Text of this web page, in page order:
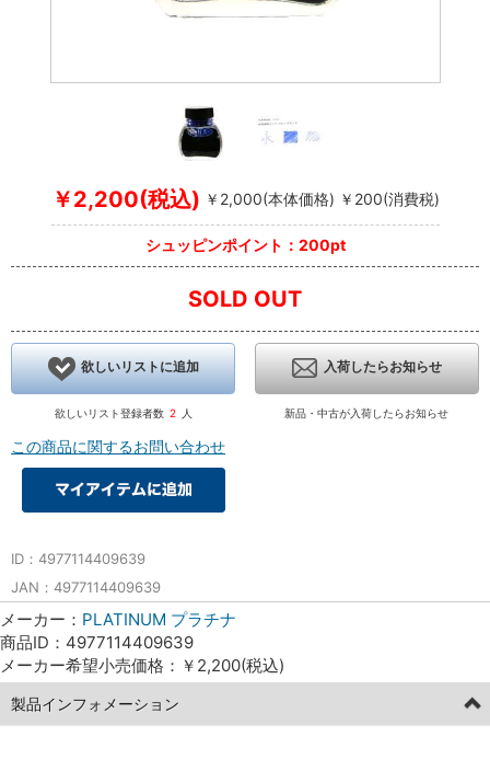
￥2,200(税込) ￥2,000(本体価格) ￥200(消費税)
シュッピンポイント：200pt
SOLD OUT
欲しいリストに追加
欲しいリスト登録者数 2 人
入荷したらお知らせ
新品・中古が入荷したらお知らせ
この商品に関するお問い合わせ
ID：4977114409639
JAN：4977114409639
メーカー： PLATINUM プラチナ
商品ID：4977114409639
メーカー希望小売価格：￥2,200(税込)
製品インフォメーション